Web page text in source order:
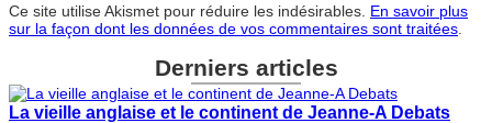
Ce site utilise Akismet pour réduire les indésirables. En savoir plus
sur la façon dont les données de vos commentaires sont traitées
Derniers articles
La vieille anglaise et le continent de Jeanne-A Debats